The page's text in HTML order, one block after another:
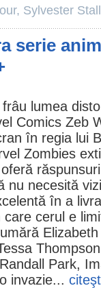
, Sylvester
serie
lumea
Comics Zeb
în regia lui
Zombies
nu necesită
în a
cerul e
Thompson
Randall Park,
invazie...